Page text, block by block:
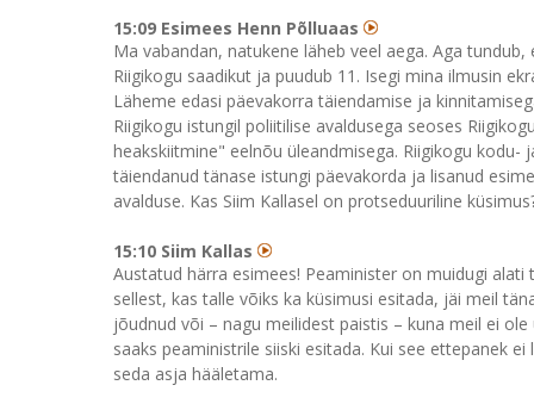
15:09 Esimees Henn Põlluaas
Ma vabandan, natukene läheb veel aega. Aga
Riigikogu saadikut ja puudub 11. Isegi mina ilmusin
Läheme edasi päevakorra täiendamise ja
Riigikogu istungil poliitilise avaldusega seoses
heakskiitmine" eelnõu üleandmisega. Riigikogu
täiendanud tänase istungi päevakorda ja lisanud
avalduse. Kas Siim Kallasel on protseduuriline
15:10 Siim Kallas
Austatud härra esimees! Peaminister on muidugi
sellest, kas talle võiks ka küsimusi esitada, jäi meil
jõudnud või – nagu meilidest paistis – kuna meil ei
saaks peaministrile siiski esitada. Kui see ettepanek
seda asja hääletama.